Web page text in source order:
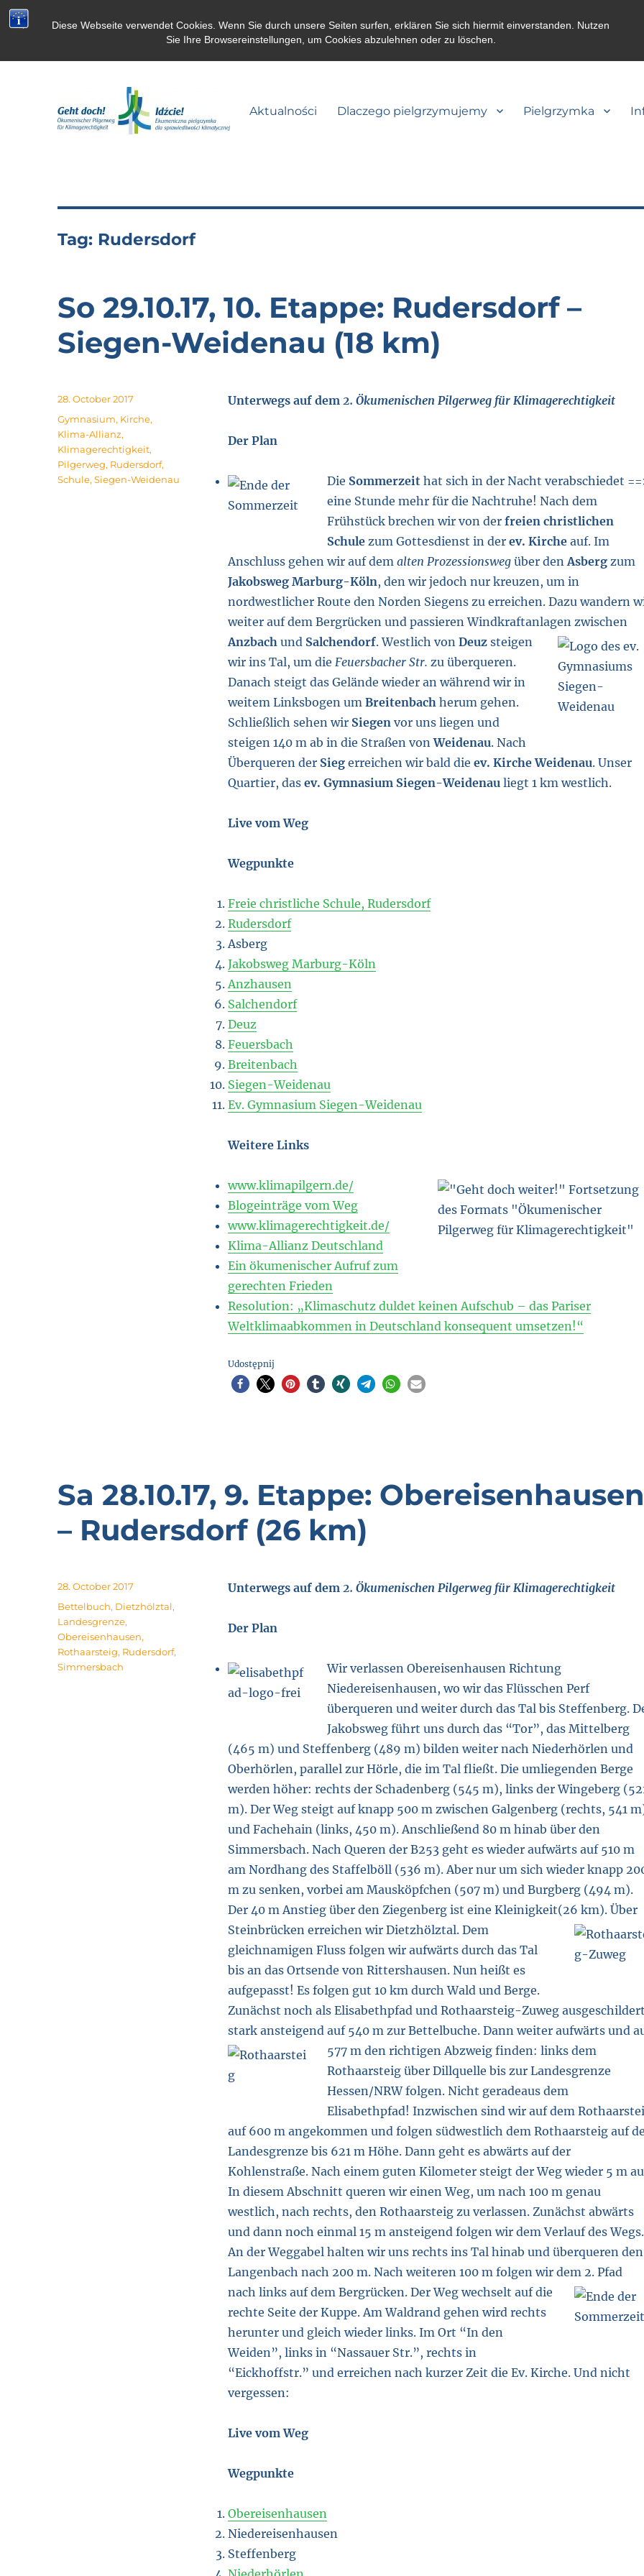
Diese Webseite verwendet Cookies. Wenn Sie durch unsere Seiten surfen, erklären Sie sich hiermit einverstanden. Nutzen
Sie Ihre Browsereinstellungen, um Cookies abzulehnen oder zu löschen.
Aktualności Dlaczego pielgrzymujemy Pielgrzymka
Tag: Rudersdorf
So 29.10.17, 10. Etappe: Rudersdorf –
Siegen-Weidenau (18 km)
Unterwegs auf dem 2. Ökumenischen Pilgerweg für Klimagerechtigkeit
Der Plan
Die Sommerzeithat sich in der Nacht verabschiedet
eine Stunde mehr für die Nachtruhe! Nach dem
Frühstück brechen wir von der freien christlichen
Schulezum Gottesdienst in der ev. Kircheauf. Im
Anschluss gehen wir auf dem alten Prozessionswegüber denAsbergzum
Jakobsweg Marburg-Köln, den wir jedoch nur kreuzen, um in
nordwestlicher Route den Norden Siegens zu erreichen. Dazu wandern
weiter auf dem Bergrücken und passieren Windkraftanlagen zwischen
Anzbachund Salchendorf.Westlich von Deuzsteigen
wir ins Tal, um die Feuersbacher Str. zu überqueren.
Danach steigt das Gelände wieder an während wir in
weitem Linksbogen um Breitenbachherum gehen.
Schließlich sehen wir Siegenvor uns liegen und
steigen 140 m ab in die Straßen vonWeidenau. Nach
Überqueren der Siegerreichen wir bald die ev. Kirche Weidenau. Unser
Quartier, das ev. Gymnasium Siegen-Weidenauliegt 1 km westlich.
Live vom Weg
Wegpunkte
Freie christliche Schule, Rudersdorf
Rudersdorf
Asberg
Jakobsweg Marburg-Köln
Anzhausen
Salchendorf
Deuz
Feuersbach
Breitenbach
Siegen-Weidenau
Ev. Gymnasium Siegen-Weidenau
Weitere Links
www.klimapilgern.de/
Blogeinträge vom Weg
www.klimagerechtigkeit.de/
Klima-Allianz Deutschland
Ein ökumenischer Aufruf zum
gerechten Frieden
Resolution: „Klimaschutz duldet keinen Aufschub – das Pariser
Weltklimaabkommen in Deutschland konsequent umsetzen!“
Udostępnij
Posted
on
28. October 2017
Tags
Gymnasium, Kirche,
Klima-Allianz,
Klimagerechtigkeit,
Pilgerweg, Rudersdorf,
Schule,Siegen-Weidenau
Sa 28.10.17, 9. Etappe: Obereisenhausen
– Rudersdorf (26 km)
Unterwegs auf dem 2. Ökumenischen Pilgerweg für Klimagerechtigkeit
Der Plan
Wir verlassen Obereisenhausen Richtung
Niedereisenhausen, wo wir das Flüsschen Perf
überqueren und weiter durch das Tal bis Steffenberg.
Jakobsweg führt uns durch das “Tor”, das Mittelberg
(465 m) und Steffenberg (489 m) bilden weiter nach Niederhörlen und
Oberhörlen, parallel zur Hörle, die im Tal fließt. Die umliegenden Berge
werden höher: rechts der Schadenberg (545 m), links der Wingeberg
m). Der Weg steigt auf knapp 500 m zwischen Galgenberg (rechts, 541
und Fachehain (links, 450 m). Anschließend 80 m hinab über den
Simmersbach. Nach Queren der B253 geht es wieder aufwärts auf 510 m
am Nordhang des Staffelböll (536 m). Aber nur um sich wieder knapp
m zu senken, vorbei am Mausköpfchen (507 m) und Burgberg (494 m).
Der 40 m Anstieg über den Ziegenberg ist eine Kleinigkeit(26 km). Über
Steinbrücken erreichen wir Dietzhölztal. Dem
gleichnamigen Fluss folgen wir aufwärts durch das Tal
bis an das Ortsende von Rittershausen. Nun heißt es
aufgepasst! Es folgen gut 10 km durch Wald und Berge.
Zunächst noch als Elisabethpfad und Rothaarsteig-Zuweg
stark ansteigend auf 540 m zur Bettelbuche. Dann weiter aufwärts und
577 m den richtigen Abzweig finden: links dem
Rothaarsteig über Dillquelle bis zur Landesgrenze
Hessen/NRW folgen. Nicht geradeaus dem
Elisabethpfad! Inzwischen sind wir auf dem
auf 600 m angekommen und folgen südwestlich dem Rothaarsteig auf
Landesgrenze bis 621 m Höhe. Dann geht es abwärts auf der
Kohlenstraße. Nach einem guten Kilometer steigt der Weg wieder 5 m
In diesem Abschnitt queren wir einen Weg, um nach 100 m genau
westlich, nach rechts, den Rothaarsteig zu verlassen. Zunächst abwärts
und dann noch einmal 15 m ansteigend folgen wir dem Verlauf des Wegs.
An der Weggabel halten wir uns rechts ins Tal hinab und überqueren den
Langenbach nach 200 m. Nach weiteren 100 m folgen wir dem 2. Pfad
nach links auf dem Bergrücken. Der Weg wechselt auf die
rechte Seite der Kuppe. Am Waldrand gehen wird rechts
herunter und gleich wieder links. Im Ort “In den
Weiden”, links in “Nassauer Str.”, rechts in
“Eickhoffstr.” und erreichen nach kurzer Zeit die Ev. Kirche. Und nicht
vergessen:
Live vom Weg
Wegpunkte
Obereisenhausen
Niedereisenhausen
Steffenberg
Posted
on
28. October 2017
Tags
Bettelbuch, Dietzhölztal,
Landesgrenze,
Obereisenhausen,
Rothaarsteig, Rudersdorf,
Simmersbach